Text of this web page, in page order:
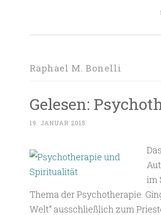
Raphael M. Bonelli
Gelesen:
19. JANUAR 2015
im
Thema der Psychotherapie.
Welt” ausschließlich zum